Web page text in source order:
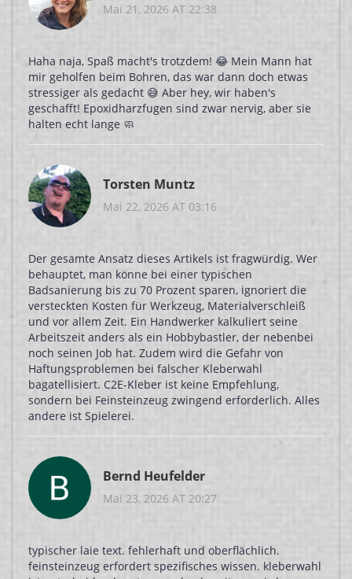
Mai 21, 2026 AT 22:38
Haha naja, Spaß macht's trotzdem! 😂 Mein Mann hat
mir geholfen beim Bohren, das war dann doch etwas
stressiger als gedacht 😅 Aber hey, wir haben's
geschafft! Epoxidharzfugen sind zwar nervig, aber sie
halten echt lange 🧼
Torsten Muntz
Mai 22, 2026 AT 03:16
Der gesamte Ansatz dieses Artikels ist fragwürdig. Wer
behauptet, man könne bei einer typischen
Badsanierung bis zu 70 Prozent sparen, ignoriert die
versteckten Kosten für Werkzeug, Materialverschleiß
und vor allem Zeit. Ein Handwerker kalkuliert seine
Arbeitszeit anders als ein Hobbybastler, der nebenbei
noch seinen Job hat. Zudem wird die Gefahr von
Haftungsproblemen bei falscher Kleberwahl
bagatellisiert. C2E-Kleber ist keine Empfehlung,
sondern bei Feinsteinzeug zwingend erforderlich. Alles
andere ist Spielerei.
Bernd Heufelder
Mai 23, 2026 AT 20:27
typischer laie text. fehlerhaft und oberflächlich.
feinsteinzeug erfordert spezifisches wissen. kleberwahl